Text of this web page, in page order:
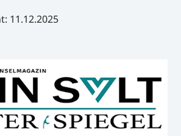
11.12.2025